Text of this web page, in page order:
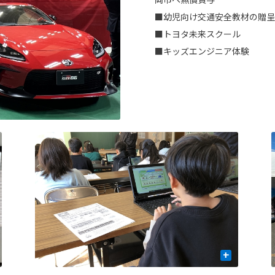
■幼児向け交通安全教材の贈呈
■トヨタ未来スクール
■キッズエンジニア体験
+